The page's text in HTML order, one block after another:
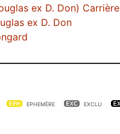
ex D. Don) Carrière
ex D. Don
EPHEMÈRE EXCLU